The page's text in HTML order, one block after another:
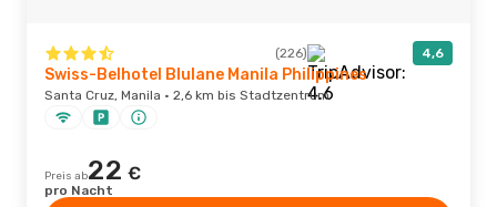
(226) 4,6
Swiss-Belhotel Blulane Manila Philippines
Santa Cruz, Manila · 2,6 km bis Stadtzentrum
Preis ab22 €
pro Nacht